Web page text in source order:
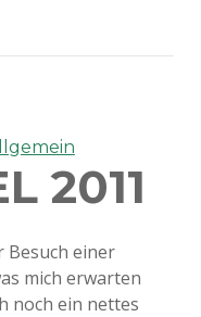
2011
Besuch einer
mich erwarten
noch ein nettes